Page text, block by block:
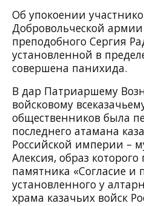
Об упокоении
Добровольческой
преподобного Сергия
установленной в
совершена панихида.
В дар Патриаршему
войсковому
общественников была
последнего атамана
Российской империи –
Алексия, образ
памятника «Согласие и
установленного у
храма казачьих войск